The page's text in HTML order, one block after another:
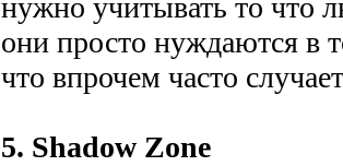
нужно учитывать то что
они просто нуждаются в
что впрочем часто
5. Shadow Zone